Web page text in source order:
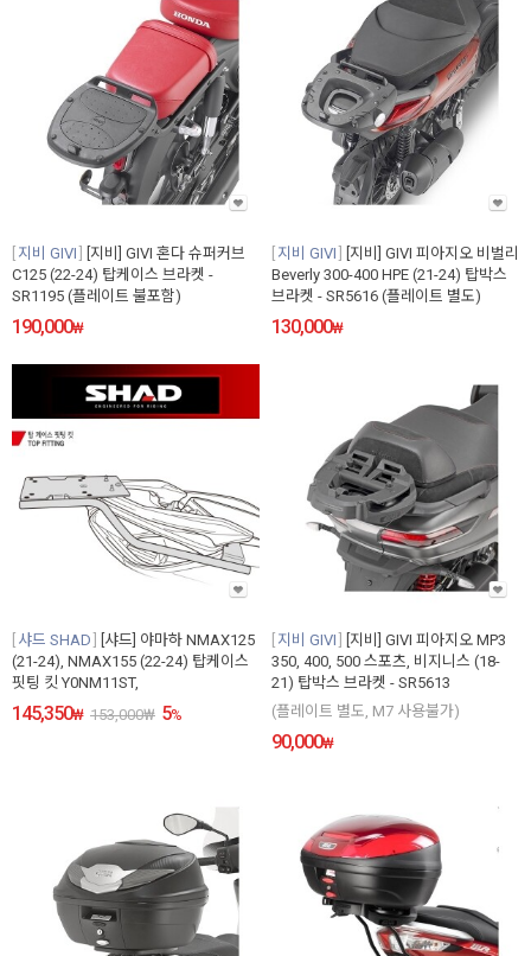
지비 GIVI
[지비] GIVI 혼다 슈퍼커브
C125 (22-24) 탑케이스 브라켓 -
SR1195 (플레이트 불포함)
190,000₩
지비 GIVI
[지비] GIVI 피아지오 비벌리
Beverly 300-400 HPE (21-24) 탑박스
브라켓 - SR5616 (플레이트 별도)
130,000₩
샤드 SHAD
[샤드] 야마하 NMAX125
(21-24), NMAX155 (22-24) 탑케이스
핏팅 킷 Y0NM11ST,
145,350₩ 153,000₩ 5%
지비 GIVI
[지비] GIVI 피아지오 MP3
350, 400, 500 스포츠, 비지니스 (18-
21) 탑박스 브라켓 - SR5613
(플레이트 별도, M7 사용불가)
90,000₩